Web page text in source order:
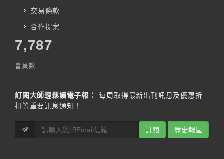
交易條款
合作提案
7,787
會員數
訂閱大師輕鬆讀電子報：
每周取得最新出刊訊息及優惠折
扣等重要訊息通知！
訂閱 歷史報區